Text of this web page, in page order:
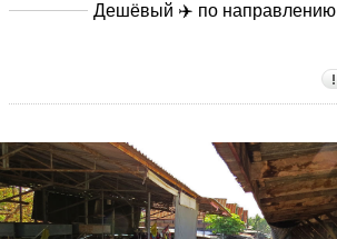
Дешёвый ✈️ по направлению